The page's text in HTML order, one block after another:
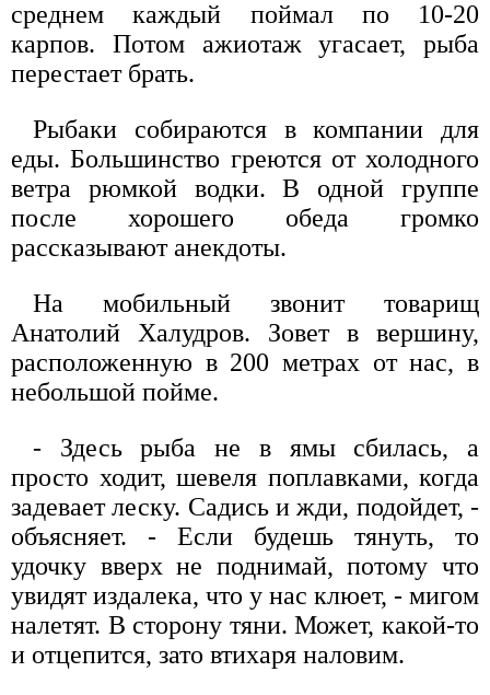
среднем каждый поймал по 10-20
карпов. Потом ажиотаж угасает, рыба
перестает брать.
Рыбаки собираются в компании для
еды. Большинство греются от холодного
ветра рюмкой водки. В одной группе
после хорошего обеда громко
рассказывают анекдоты.
На мобильный звонит товарищ
Анатолий Халудров. Зовет в вершину,
расположенную в 200 метрах от нас, в
небольшой пойме.
- Здесь рыба не в ямы сбилась, а
просто ходит, шевеля поплавками, когда
задевает леску. Садись и жди, подойдет, -
объясняет. - Если будешь тянуть, то
удочку вверх не поднимай, потому что
увидят издалека, что у нас клюет, - мигом
налетят. В сторону тяни. Может, какой-то
и отцепится, зато втихаря наловим.